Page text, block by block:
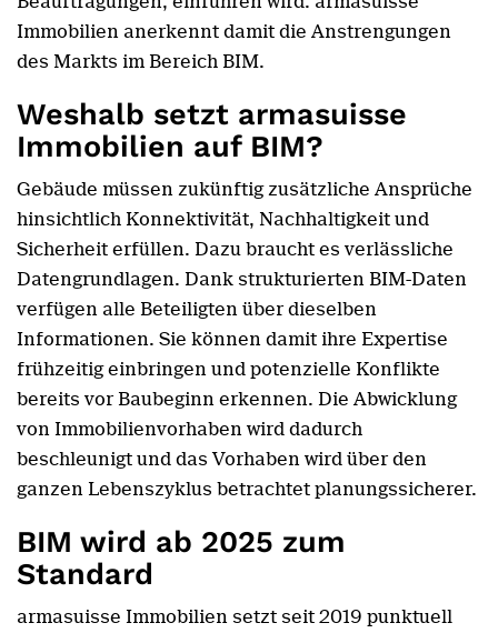
Immobilien anerkennt damit die Anstrengungen
des Markts im Bereich BIM.
Weshalb setzt armasuisse
Immobilien auf BIM?
Gebäude müssen zukünftig zusätzliche Ansprüche
hinsichtlich Konnektivität, Nachhaltigkeit und
Sicherheit erfüllen. Dazu braucht es verlässliche
Datengrundlagen. Dank strukturierten BIM-Daten
verfügen alle Beteiligten über dieselben
Informationen. Sie können damit ihre Expertise
frühzeitig einbringen und potenzielle Konflikte
bereits vor Baubeginn erkennen. Die Abwicklung
von Immobilienvorhaben wird dadurch
beschleunigt und das Vorhaben wird über den
ganzen Lebenszyklus betrachtet planungssicherer.
BIM wird ab 2025 zum
Standard
armasuisse Immobilien setzt seit 2019 punktuell